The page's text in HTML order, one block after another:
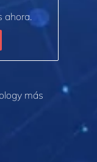
ahora.
más